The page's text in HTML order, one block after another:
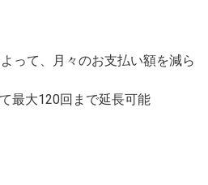
って、月々のお支払い額を減ら
最大120回まで延長可能